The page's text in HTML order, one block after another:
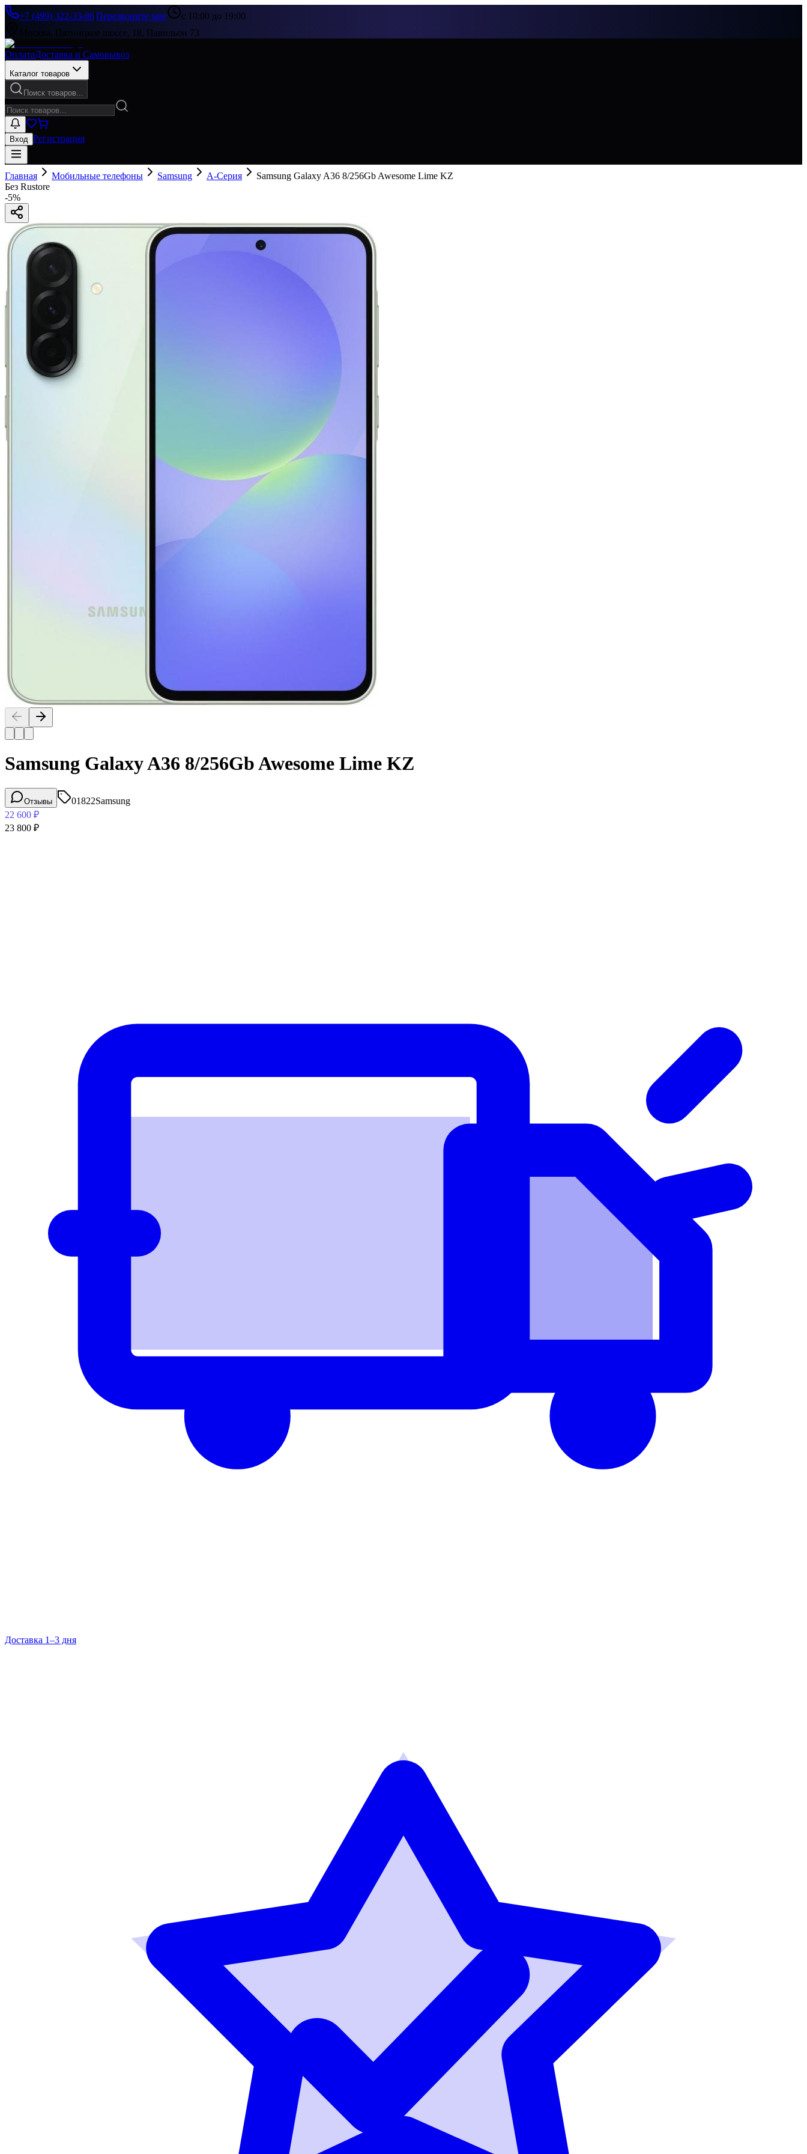
+7 (499) 322-33-86|Перезвоните мне
с 10:00 до 19:00
Москва, Пятницкое шоссе, 18, Павильон 73
ОплатаДоставка и Самовывоз
Каталог товаров
Поиск товаров...
Вход Регистрация
Главная Мобильные телефоны Samsung A-Серия
Samsung Galaxy A36 8/256Gb Awesome Lime KZ
Без Rustore
-5%
Samsung Galaxy A36 8/256Gb Awesome Lime KZ
Отзывы 01822Samsung
22 600 ₽
23 800 ₽
Доставка 1–3 дня